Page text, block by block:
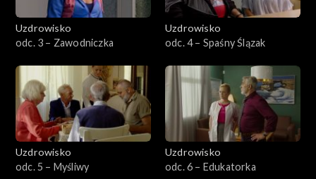
Uzdrowisko
odc. 3 – Zawodniczka
Uzdrowisko
odc. 4 – Spaśny Ślązak
Uzdrowisko
odc. 5 – Myśliwy
Uzdrowisko
odc. 6 – Edukatorka